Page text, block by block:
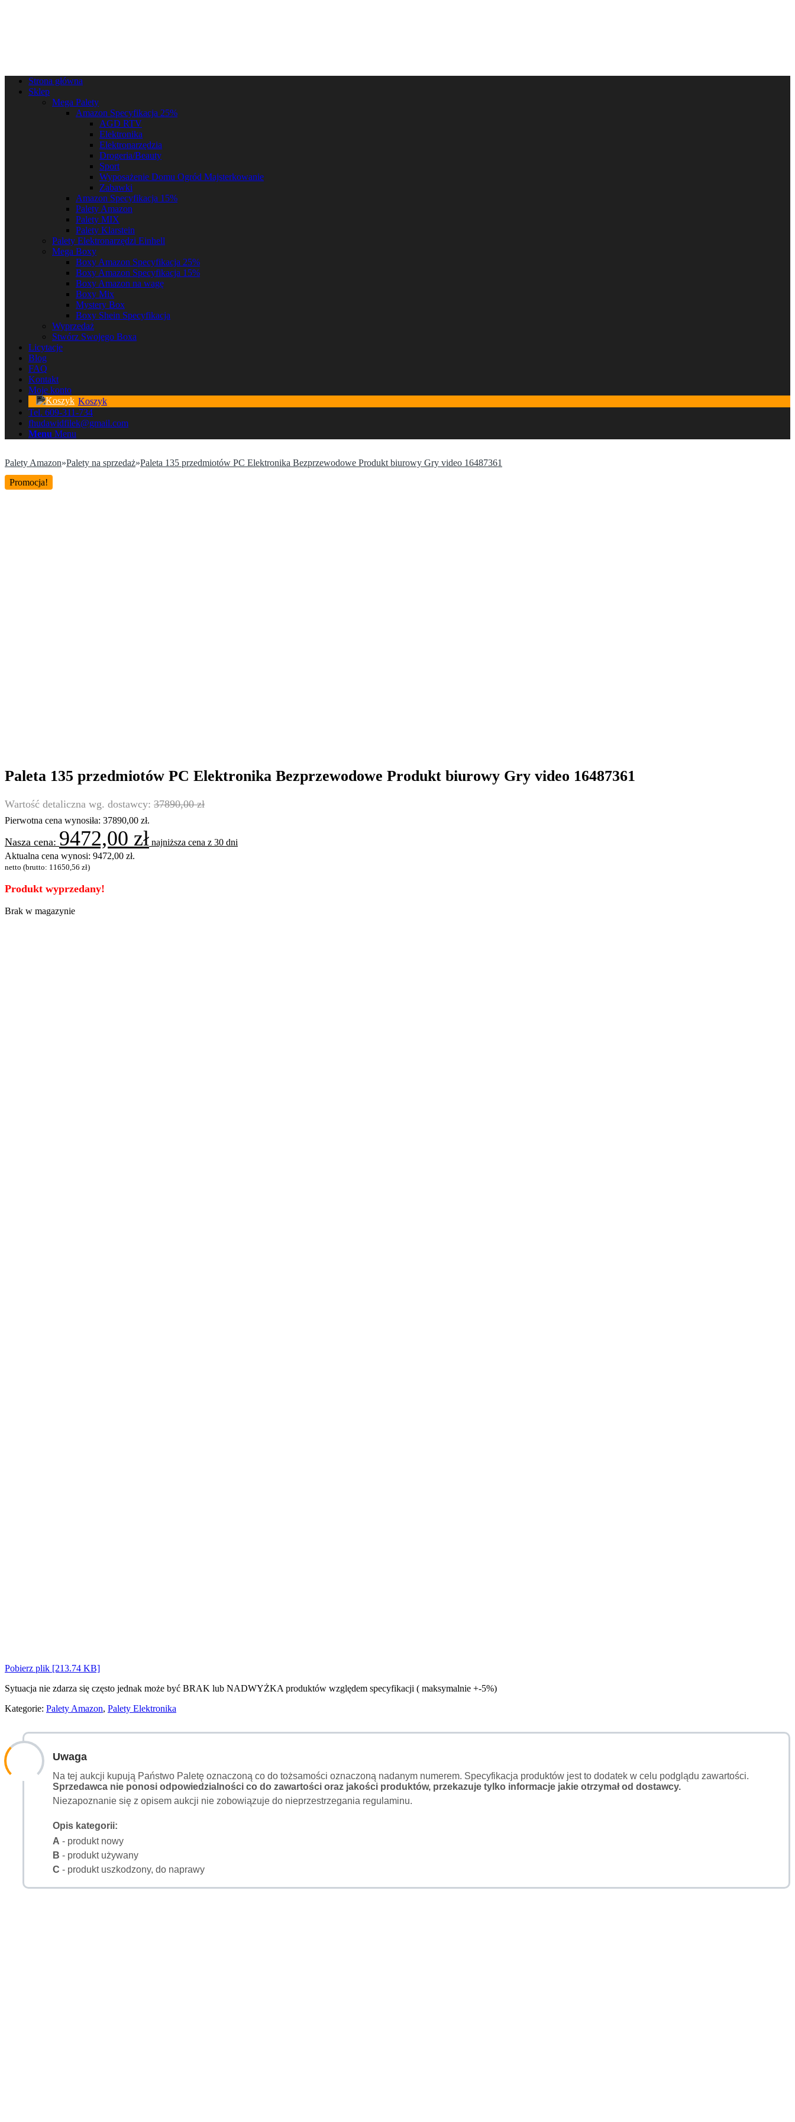
Strona główna
Sklep
Mega Palety
Amazon Specyfikacja 25%
AGD RTV
Elektronika
Elektronarzędzia
Drogeria/Beauty
Sport
Wyposażenie Domu Ogród Majsterkowanie
Zabawki
Amazon Specyfikacja 15%
Palety Amazon
Palety MIX
Palety Klarstein
Palety Elektronarzędzi Einhell
Mega Boxy
Boxy Amazon Specyfikacja 25%
Boxy Amazon Specyfikacja 15%
Boxy Amazon na wagę
Boxy Mix
Mystery Box
Boxy Shein Specyfikacja
Wyprzedaż
Stwórz Swojego Boxa
Licytacje
Blog
FAQ
Kontakt
Moje konto
Koszyk
Tel. 609-311-734
fhudawidfilek@gmail.com
Menu Menu
Palety Amazon»Palety na sprzedaż»Paleta 135 przedmiotów PC Elektronika Bezprzewodowe Produkt biurowy Gry video 16487361
Promocja!
Paleta 135 przedmiotów PC Elektronika Bezprzewodowe Produkt biurowy Gry video 16487361
37890,00zł
Pierwotna cena wynosiła: 37890,00 zł.
9472,00 zł najniższa cena z 30 dni
Aktualna cena wynosi: 9472,00 zł.
netto (brutto: 11650,56 zł)
Produkt wyprzedany!
Brak w magazynie
Pobierz plik [213.74 KB]
Sytuacja nie zdarza się często jednak może być BRAK lub NADWYŻKA produktów względem specyfikacji ( maksymalnie +-5%)
Kategorie: Palety Amazon, Palety Elektronika
Uwaga
Na tej aukcji kupują Państwo Paletę oznaczoną co do tożsamości oznaczoną nadanym numerem. Specyfikacja produktów jest to dodatek w celu podglądu zawartości.
Sprzedawca nie ponosi odpowiedzialności co do zawartości oraz jakości produktów, przekazuje tylko informacje jakie otrzymał od dostawcy.
Niezapoznanie się z opisem aukcji nie zobowiązuje do nieprzestrzegania regulaminu.
Opis kategorii:
A - produkt nowy
B - produkt używany
C - produkt uszkodzony, do naprawy